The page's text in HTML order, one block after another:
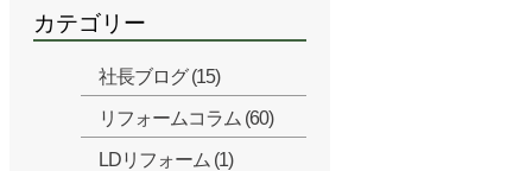
カテゴリー
社長ブログ (15)
リフォームコラム (60)
LDリフォーム (1)